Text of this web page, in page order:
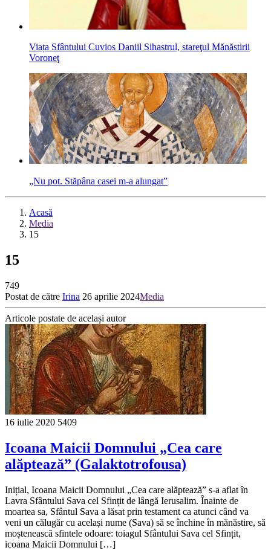
Viața Sfântului Cuvios Daniil Sihastrul, stareţul Mănăstirii
Voroneţ
„Nu pot. Stăpâna casei m-a alungat”
Acasă
Media
15
15
749
Postat de către Irina 26 aprilie 2024Media
Articole postate de același autor
16 iulie 2020 5409
Icoana Maicii Domnului „Cea care
alăptează” (Galaktotrofousa)
Inițial, Icoana Maicii Domnului „Cea care alăptează” s-a aflat în
Lavra Sfântului Sava cel Sfințit de lângă Ierusalim. Înainte de
moartea sa, Sfântul Sava a lăsat prin testament ca atunci când va
veni un călugăr cu același nume (Sava) să se închine în mănăstire, să
moștenească sfintele odoare: toiagul Sfântului Sava cel Sfințit,
icoana Maicii Domnului […]